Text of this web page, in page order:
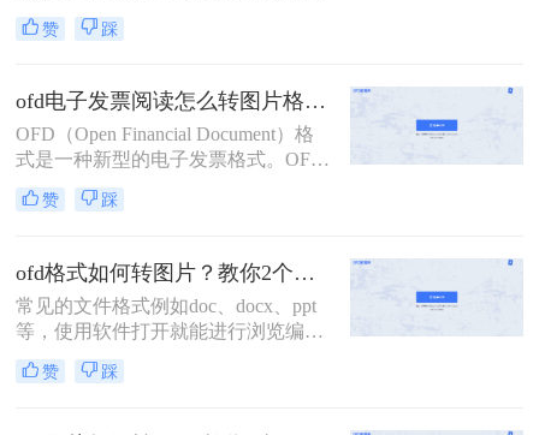
的；有很多文件兼容性不是非常好，
例如OFD格式，这类文件格式很多小
便捷，小伙伴们都会习惯将OFD转图
片之后再进行传输；因为ofd不仅不好
编辑，打开也是个难题！那么OFD怎
么转图片呢？那下面我们就简单介绍
一些OFD转图片的方法吧！
赞 踩
ofd电子发票阅读怎么转图片格式？这两种方法能够快速转换
OFD（Open Financial Document）格
式是一种新型的电子发票格式。OFD
电子发票不仅具有可读性、安全性、
可存储性等优点，而且支持数字签
保护发票信息的安全性和真实性。在
实际应用中，很多用户希望将OFD电
子发票转换成图片格式，方便在不同
平台上的阅读和使用。本文将介绍ofd
电子发票阅读怎么转图片格式的方
法。
赞 踩
ofd格式如何转图片？教你2个方法轻松完成转换
常见的文件格式例如doc、docx、ppt
等，使用软件打开就能进行浏览编
辑。但是像OFD文件可能就会出现软
件无法打开文件的情况。OFD文件可
赞 踩